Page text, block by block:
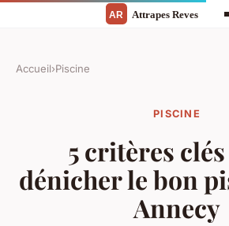
Accueil›Piscine
PISCINE
5 critères
dénicher le bon
Annecy